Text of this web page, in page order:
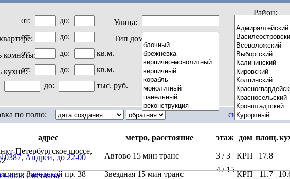
от: до:
от: до:
Улица:
Район:
Тип дома:
комнаты:
от: до: кв.м.
кухни:
от: до:
кв.м.
до: тыс. руб.
по полю: скрыть фильтр
адрес метро, расстояние этаж дом площ.
Петербургское шоссе,
2
Автово 15 мин транс 3 / 3 КРП 17.8
Заводской пр. 38 Звездная 15 мин транс
4 / 15
КРП 11.7